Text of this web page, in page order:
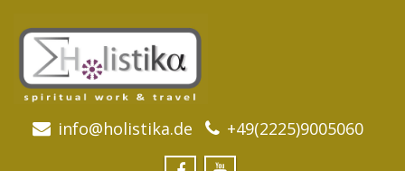
info@holistika.de +49(2225)9005060